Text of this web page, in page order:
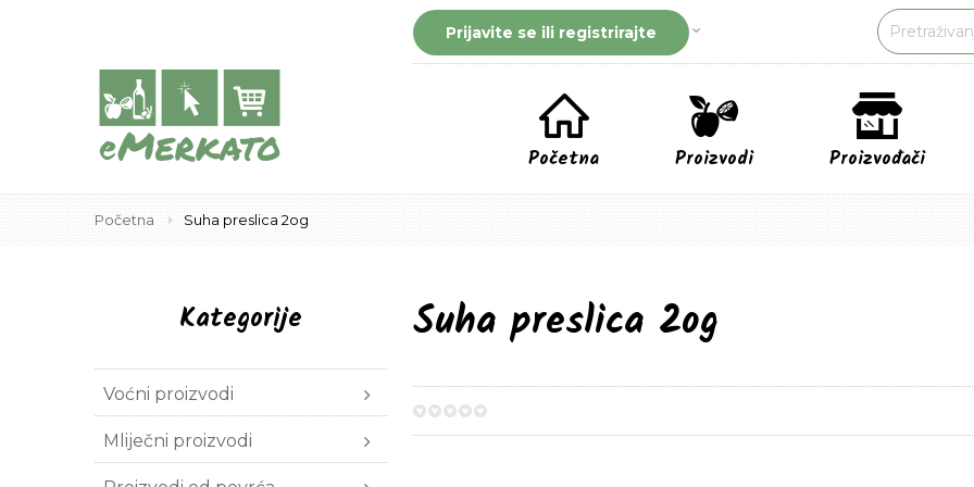
Prijavite se ili registrirajte
Početna Proizvodi Proizvođači
Početna Suha preslica 2og
Suha preslica 2og
Kategorije
Voćni proizvodi
Mliječni proizvodi